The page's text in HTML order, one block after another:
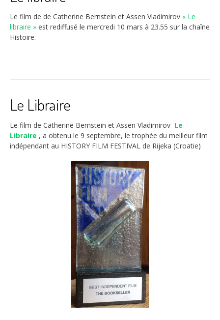
Le film de de Catherine Bernstein et Assen Vladimirov « Le
libraire » est rediffusé le mercredi 10 mars à 23.55 sur la chaîne
Histoire.
Le Libraire
Le film de Catherine Bernstein et Assen Vladimirov Le
Libraire , a obtenu le 9 septembre, le trophée du meilleur film
indépendant au HISTORY FILM FESTIVAL de Rijeka (Croatie)